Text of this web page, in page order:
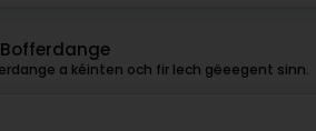
a kéinten och fir Iech gëeegent sinn.